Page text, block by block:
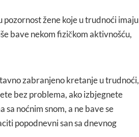
žene koje u trudnoći imaju
bave nekom fizičkom aktivnošću,
zabranjeno kretanje u trudnoći,
bez problema, ako izbjegnete
noćnim snom, a ne bave se
popodnevni san sa dnevnog